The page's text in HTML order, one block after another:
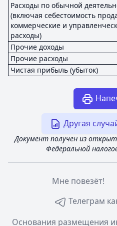
Расходы по обычной
(включая себестоимость
коммерческие и
расходы)
Прочие доходы
Прочие расходы
Чистая прибыль (убыток)
Другая
Документ получен из
Федеральной
Мне повезёт!
Телеграм
Основания размещения